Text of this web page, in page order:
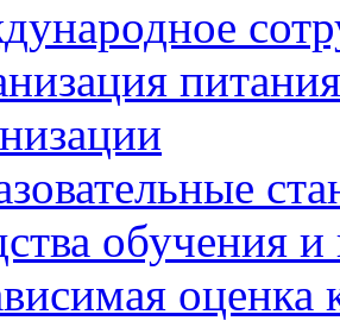
обучения и
оценка